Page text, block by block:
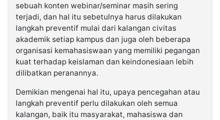
sebuah konten webinar/seminar masih sering
terjadi, dan hal itu sebetulnya harus dilakukan
langkah preventif mulai dari kalangan civitas
akademik setiap kampus dan juga oleh beberapa
organisasi kemahasiswaan yang memiliki pegangan
kuat terhadap keislaman dan keindonesiaan lebih
dilibatkan peranannya.
Demikian mengenai hal itu, upaya pencegahan atau
langkah preventif perlu dilakukan oleh semua
kalangan, baik itu masyarakat, mahasiswa dan